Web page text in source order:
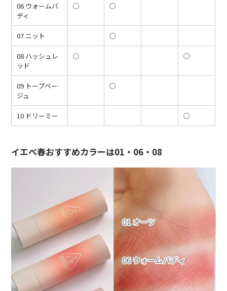
06 ウォームバ
ディ
○ ○
07 ニット ○
08 ハッシュレ
ッド
○ ○
09 トープベー
ジュ
○
10 ドリーミー ○
イエベ春おすすめカラーは01・06・08